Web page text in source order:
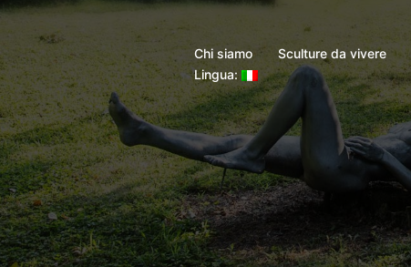
Chi siamo Sculture da vivere
Lingua: